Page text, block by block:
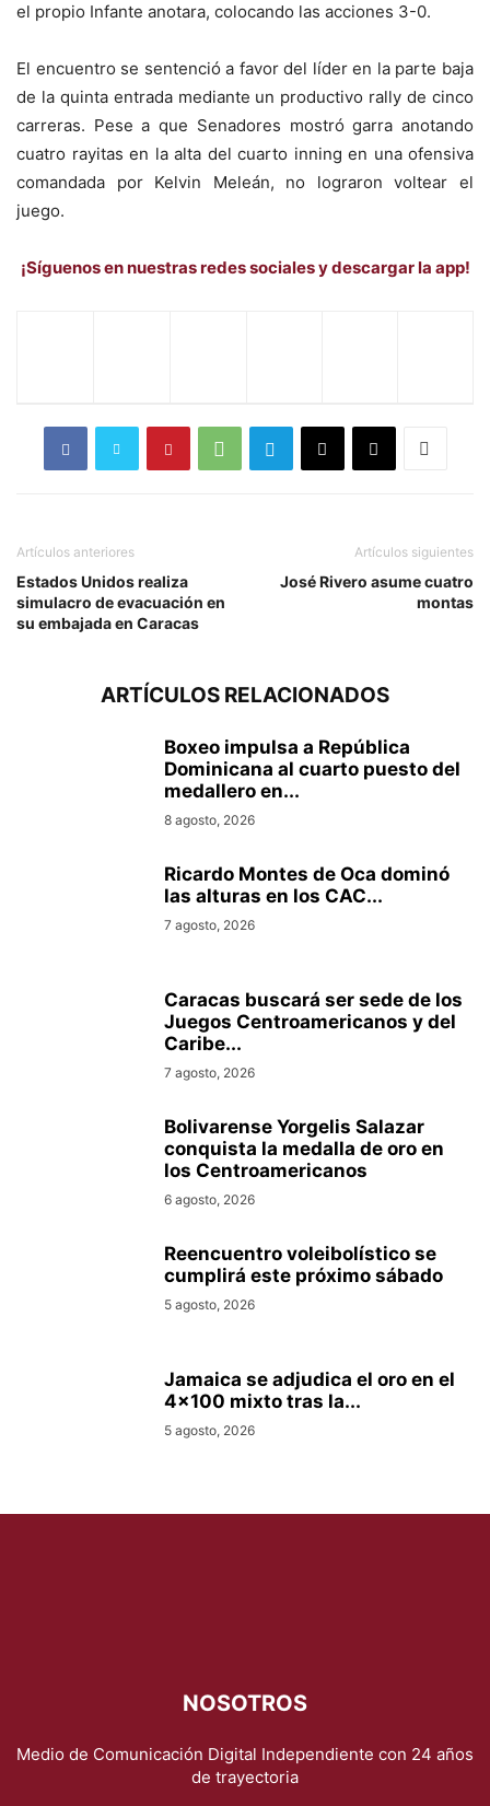
el propio Infante anotara, colocando las acciones 3-0.
​El encuentro se sentenció a favor del líder en la parte baja
de la quinta entrada mediante un productivo rally de cinco
carreras. Pese a que Senadores mostró garra anotando
cuatro rayitas en la alta del cuarto inning en una ofensiva
comandada por Kelvin Meleán, no lograron voltear el
juego.
¡Síguenos en nuestras redes sociales y descargar la app!
Artículos anteriores
Estados Unidos realiza
simulacro de evacuación en
su embajada en Caracas
Artículos siguientes
José Rivero asume cuatro
montas
ARTÍCULOS RELACIONADOS
Boxeo impulsa a República
Dominicana al cuarto puesto del
medallero en...
8 agosto, 2026
Ricardo Montes de Oca dominó
las alturas en los CAC...
7 agosto, 2026
Caracas buscará ser sede de los
Juegos Centroamericanos y del
Caribe...
7 agosto, 2026
Bolivarense Yorgelis Salazar
conquista la medalla de oro en
los Centroamericanos
6 agosto, 2026
Reencuentro voleibolístico se
cumplirá este próximo sábado
5 agosto, 2026
Jamaica se adjudica el oro en el
4×100 mixto tras la...
5 agosto, 2026
NOSOTROS
Medio de Comunicación Digital Independiente con 24 años
de trayectoria